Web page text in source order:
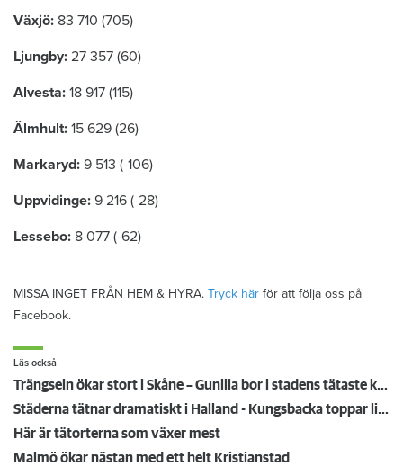
Växjö: 83 710 (705)
Ljungby: 27 357 (60)
Alvesta: 18 917 (115)
Älmhult: 15 629 (26)
Markaryd: 9 513 (-106)
Uppvidinge: 9 216 (-28)
Lessebo: 8 077 (-62)
MISSA INGET FRÅN HEM & HYRA. Tryck här för att följa oss på
Facebook.
Läs också
Trängseln ökar stort i Skåne – Gunilla bor i stadens tätaste kvarter
Städerna tätnar dramatiskt i Halland - Kungsbacka toppar listan
Här är tätorterna som växer mest
Malmö ökar nästan med ett helt Kristianstad